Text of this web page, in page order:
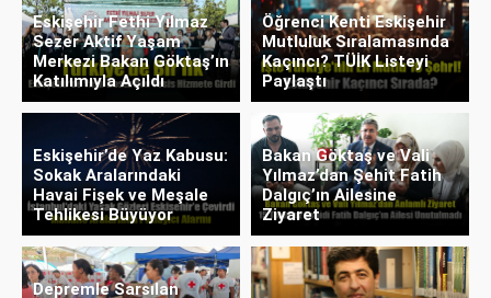
Eskişehir Fethi Yılmaz
Sezer Aktif Yaşam
Merkezi Bakan Göktaş’ın
Katılımıyla Açıldı
Öğrenci Kenti Eskişehir
Mutluluk Sıralamasında
Kaçıncı? TÜİK Listeyi
Paylaştı
Eskişehir’de Yaz Kabusu:
Sokak Aralarındaki
Havai Fişek ve Meşale
Tehlikesi Büyüyor
Bakan Göktaş ve Vali
Yılmaz’dan Şehit Fatih
Dalgıç’ın Ailesine
Ziyaret
Depremle Sarsılan